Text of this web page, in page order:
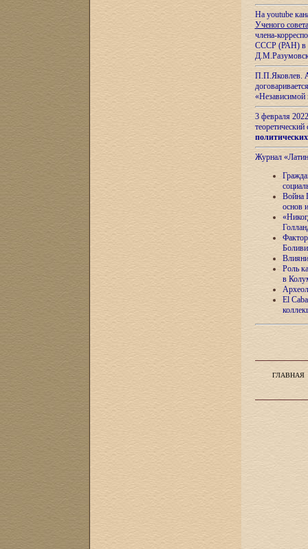
На youtube
Ученого
члена-
СССР (РАН) в
П.П.Яковлев.
«Независимой
3 февраля
теоретический
Журнал
Война
основ
Роль
в
El
ГЛАВНАЯ